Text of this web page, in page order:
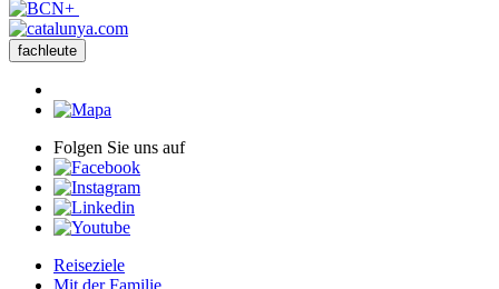
fachleute
Folgen Sie uns auf
Reiseziele
Mit der Familie